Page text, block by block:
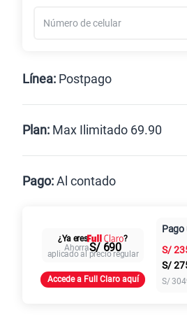
Línea: Postpago
Postpago
Plan: Max Ilimitado 69.90
Paga solo
155
Pago:Al contado
Al contado Cuotas Claro
¿Ya eres
?
AhorraS/ 690
aplicado al precio regular
Accede a Full Claro aquí
Pago
S/
S/
S/